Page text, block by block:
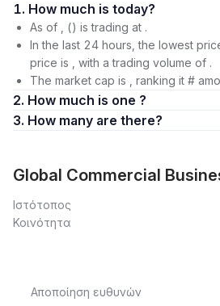
1. How much is today?
As of , () is trading at .
In the last 24 hours, the lowest
price is , with a trading volume of .
The market cap is , ranking it #
2. How much is one ?
3. How many are there?
Global Commercial
Ιστότοπος
Κοινότητα
Αποποίηση ευθυνών